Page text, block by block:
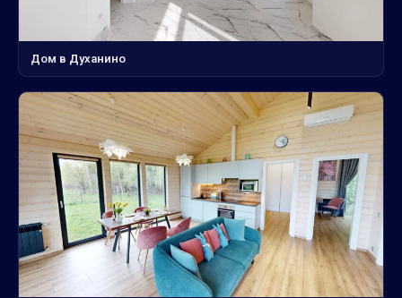
Дом в Духанино